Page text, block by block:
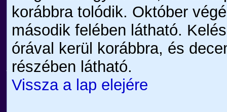
korábbra tolódik. Október
második felében látható.
órával kerül korábbra, és
részében látható.
Vissza a lap elejére